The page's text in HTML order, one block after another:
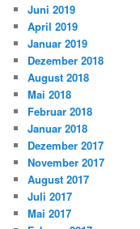
Juni 2019
April 2019
Januar 2019
Dezember 2018
August 2018
Mai 2018
Februar 2018
Januar 2018
Dezember 2017
November 2017
August 2017
Juli 2017
Mai 2017